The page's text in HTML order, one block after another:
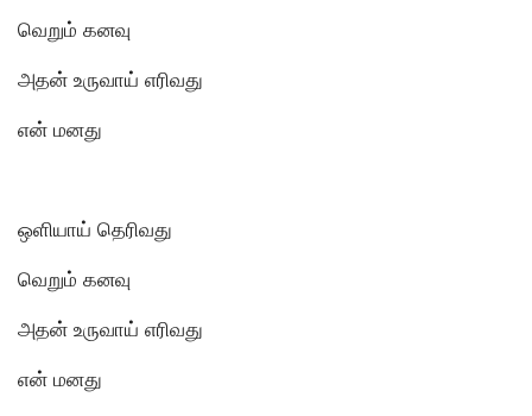
வெறும் கனவு
அதன் உருவாய் எரிவது
என் மனது
ஒளியாய் தெரிவது
வெறும் கனவு
அதன் உருவாய் எரிவது
என் மனது